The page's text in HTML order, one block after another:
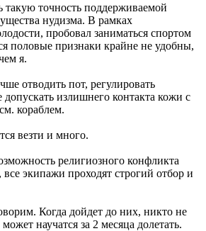
такую точность поддерживаемой
нудизма. В рамках
пробовал заниматься спортом
половые признаки крайне не удобны,
я.
отводить пот, регулировать
допускать излишнего контакта кожи с
кораблем.
везти и много.
религиозного конфликта
экипажи проходят строгий отбор и
Когда дойдет до них, никто не
научатся за 2 месяца долетать.